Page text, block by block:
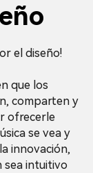
el diseño!
que los
comparten y
ofrecerle
se vea y
innovación,
sea intuitivo